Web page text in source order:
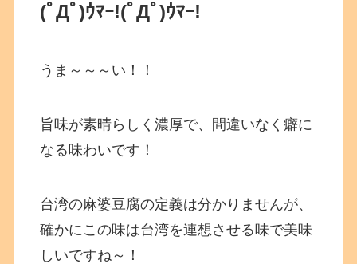
(ﾟДﾟ)ｳﾏｰ!(ﾟДﾟ)ｳﾏｰ!
うま～～～い！！
旨味が素晴らしく濃厚で、間違いなく癖に
なる味わいです！
台湾の麻婆豆腐の定義は分かりませんが、
確かにこの味は台湾を連想させる味で美味
しいですね～！